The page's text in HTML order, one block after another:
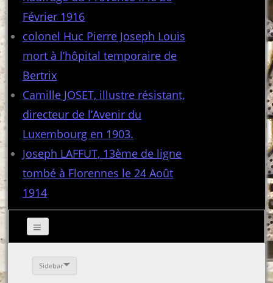
Février 1916
colonel Huc Pierre Joseph Louis
mort à l’hôpital temporaire de
Bertrix
Camille JOSET, illustre résistant,
directeur de l’Avenir du
Luxembourg en 1903.
Joseph LAFFUT, 13ème de ligne
tombé à Florennes le 24 Août
1914
Sidebar